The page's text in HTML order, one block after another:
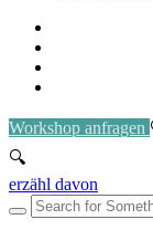
Workshop anfragen
erzähl davon